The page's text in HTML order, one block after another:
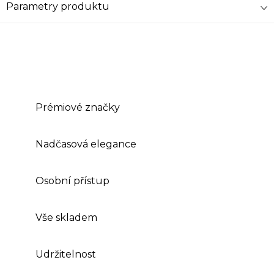
Parametry produktu
Prémiové značky
Nadčasová elegance
Osobní přístup
Vše skladem
Udržitelnost